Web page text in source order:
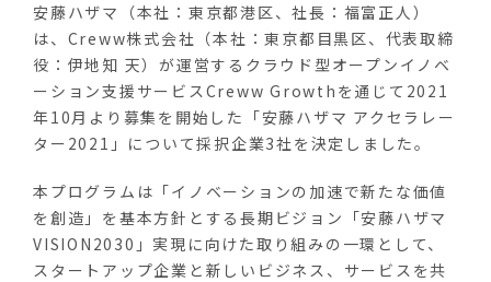
安藤ハザマ（本社：東京都港区、社長：福富正人）
は、Creww株式会社（本社：東京都目黒区、代表取締
役：伊地知 天）が運営するクラウド型オープンイノベ
ーション支援サービスCreww Growthを通じて2021
年10月より募集を開始した「安藤ハザマ アクセラレー
ター2021」について採択企業3社を決定しました。
本プログラムは「イノベーションの加速で新たな価値
を創造」を基本方針とする長期ビジョン「安藤ハザマ
VISION2030」実現に向けた取り組みの一環として、
スタートアップ企業と新しいビジネス、サービスを共